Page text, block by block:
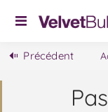
Précédent